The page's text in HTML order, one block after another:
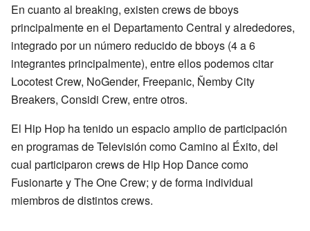
En cuanto al breaking, existen crews de bboys
principalmente en el Departamento Central y alrededores,
integrado por un número reducido de bboys (4 a 6
integrantes principalmente), entre ellos podemos citar
Locotest Crew, NoGender, Freepanic, Ñemby City
Breakers, Considi Crew, entre otros.
El Hip Hop ha tenido un espacio amplio de participación
en programas de Televisión como Camino al Éxito, del
cual participaron crews de Hip Hop Dance como
Fusionarte y The One Crew; y de forma individual
miembros de distintos crews.